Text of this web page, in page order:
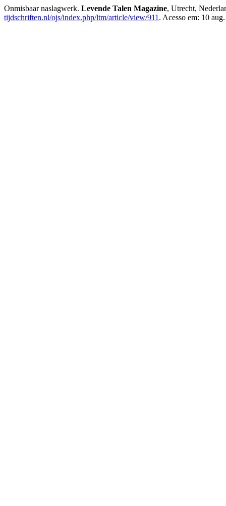
Onmisbaar naslagwerk. Levende Talen Magazine, Utrecht,
tijdschriften.nl/ojs/index.php/ltm/article/view/911 . Acesso em: 10